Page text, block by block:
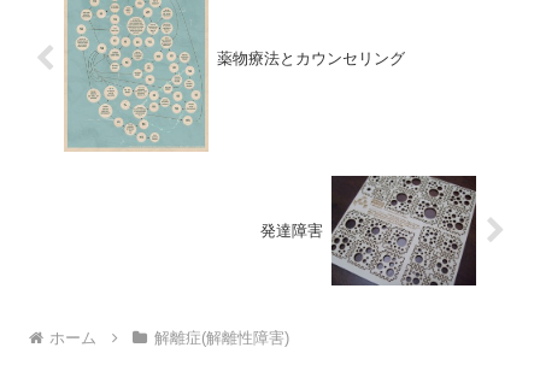
薬物療法とカウンセリング
発達障害
ホーム 解離症(解離性障害)